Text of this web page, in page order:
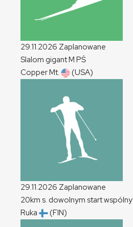
29.11.2026 Zaplanowane
Slalom gigantM PŚ
Copper Mt.
(USA)
29.11.2026 Zaplanowane
20km s. dowolnym start wspólny
Ruka
(FIN)